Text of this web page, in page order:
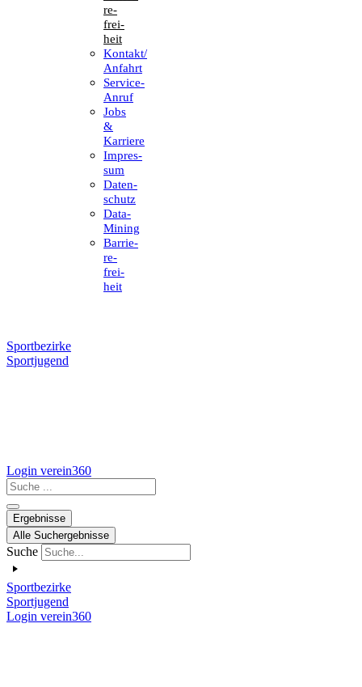
re­
frei­
heit
Kontakt/​​
Anfahrt
Service-
Anruf
Jobs
&
Karriere
Impres­
sum
Daten­
schutz
Data-
Mining
Barrie­
re­
frei­
heit
Sportbezirke
Sportjugend
Login verein360
Search
...
Ergebnisse
Alle Suchergebnisse
Suche
Sportbezirke
Sportjugend
Login verein360